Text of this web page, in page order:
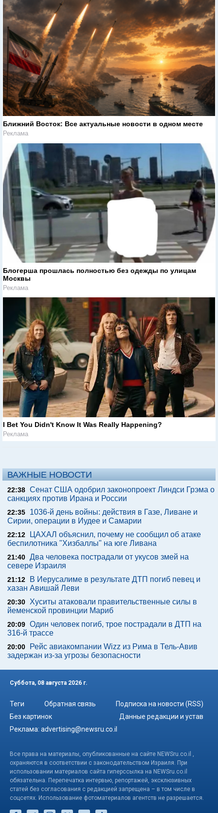
Ближний Восток: Все актуальные новости в одном месте
Реклама
Блогерша прошлась полностью без одежды по улицам
Москвы
Реклама
I Bet You Didn't Know It Was Really Happening?
Реклама
ВАЖНЫЕ НОВОСТИ
22:38 Сенат США одобрил законопроект Линдси Грэма о
санкциях против Ирана и России
22:35
1036-й день войны: действия в Газе, Ливане и
Сирии, операции в Иудее и Самарии
22:12
ЦАХАЛ объяснил, почему не сообщил об атаке
беспилотника "Хизбаллы" на юге Ливана
21:40 Два человека пострадали от укусов змей на
севере Израиля
21:12
В Иерусалиме в результате ДТП погиб певец и
хазан Авишай Леви
20:30 Хуситы атаковали правительственные силы в
йеменской провинции Мариб
20:09 Один человек погиб, трое пострадали в ДТП на
316-й трассе
20:00
Рейс авиакомпании Wizz из Рима в Тель-Авив
задержан из-за угрозы безопасности
Суббота, 08 августа 2026 г.
Теги Обратная связь
Подписка на новости (RSS)
Без картинок
Данные редакции и устав
Реклама: advertising@newsru.co.il
Все права на материалы, опубликованные на сайте NEWSru.co.il ,
охраняются в соответствии с законодательством Израиля. При
использовании материалов сайта гиперссылка на NEWSru.co.il
обязательна. Перепечатка интервью, репортажей, эксклюзивных
статей без согласования с редакцией запрещена – в том числе в
соцсетях. Использование фотоматериалов агентств не разрешается.